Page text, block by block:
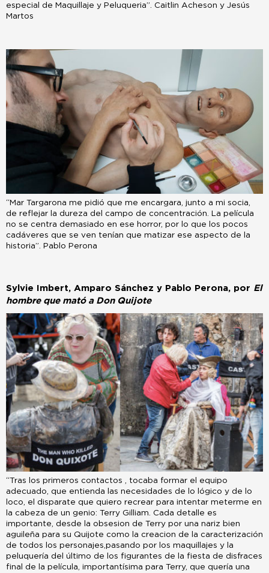
especial de Maquillaje y Peluqueria”. Caitlin Acheson y Jesús
Martos
“Mar Targarona me pidió que me encargara, junto a mi socia,
de reflejar la dureza del campo de concentración. La película
no se centra demasiado en ese horror, por lo que los pocos
cadáveres que se ven tenían que matizar ese aspecto de la
historia”. Pablo Perona
Sylvie Imbert, Amparo Sánchez y Pablo Perona, por El
hombre que mató a Don Quijote
“Tras los primeros contactos , tocaba formar el equipo
adecuado, que entienda las necesidades de lo lógico y de lo
loco, el disparate que quiero recrear para intentar meterme en
la cabeza de un genio: Terry Gilliam. Cada detalle es
importante, desde la obsesion de Terry por una nariz bien
aguileña para su Quijote como la creacion de la caracterización
de todos los personajes,pasando por los maquillajes y la
peluquería del último de los figurantes de la fiesta de disfraces
final de la película, importantísima para Terry, que quería una